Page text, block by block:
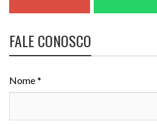
FALE CONOSCO
Nome *